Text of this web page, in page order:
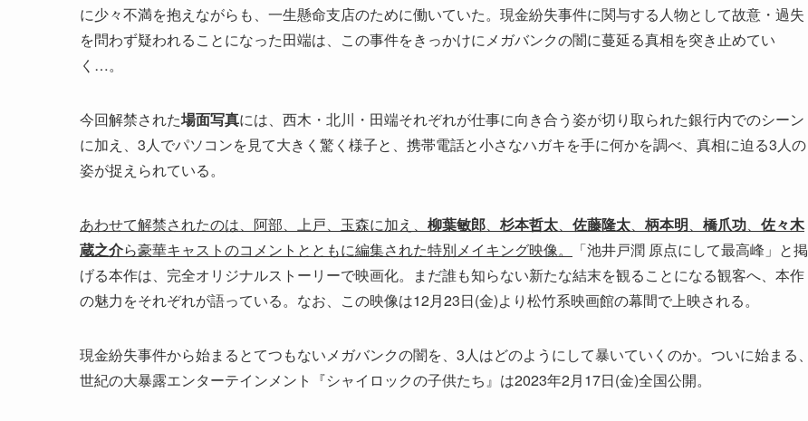
に少々不満を抱えながらも、一生懸命支店のために働いていた。現金紛失事件に関与する人物として故意・過失
を問わず疑われることになった田端は、この事件をきっかけにメガバンクの闇に蔓延る真相を突き止めてい
く…。
今回解禁された場面写真には、西木・北川・田端それぞれが仕事に向き合う姿が切り取られた銀行内でのシーン
に加え、3人でパソコンを見て大きく驚く様子と、携帯電話と小さなハガキを手に何かを調べ、真相に迫る3人の
姿が捉えられている。
あわせて解禁されたのは、阿部、上戸、玉森に加え、 柳葉敏郎、 杉本哲太、 佐藤隆太、 柄本明、 橋爪功、 佐々木
蔵之介ら豪華キャストのコメントとともに編集された特別メイキング映像。
「池井戸潤 原点にして最高峰」と掲
げる本作は、完全オリジナルストーリーで映画化。まだ誰も知らない新たな結末を観ることになる観客へ、本作
の魅力をそれぞれが語っている。なお、この映像は12月23日(金)より松竹系映画館の幕間で上映される。
現金紛失事件から始まるとてつもないメガバンクの闇を、3人はどのようにして暴いていくのか。ついに始まる、
世紀の大暴露エンターテインメント『シャイロックの子供たち』は2023年2月17日(金)全国公開。